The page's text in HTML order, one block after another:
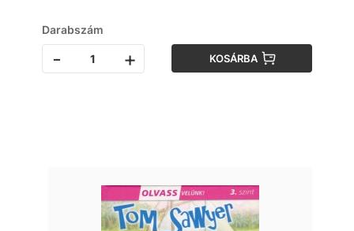
Darabszám
- + KOSÁRBA